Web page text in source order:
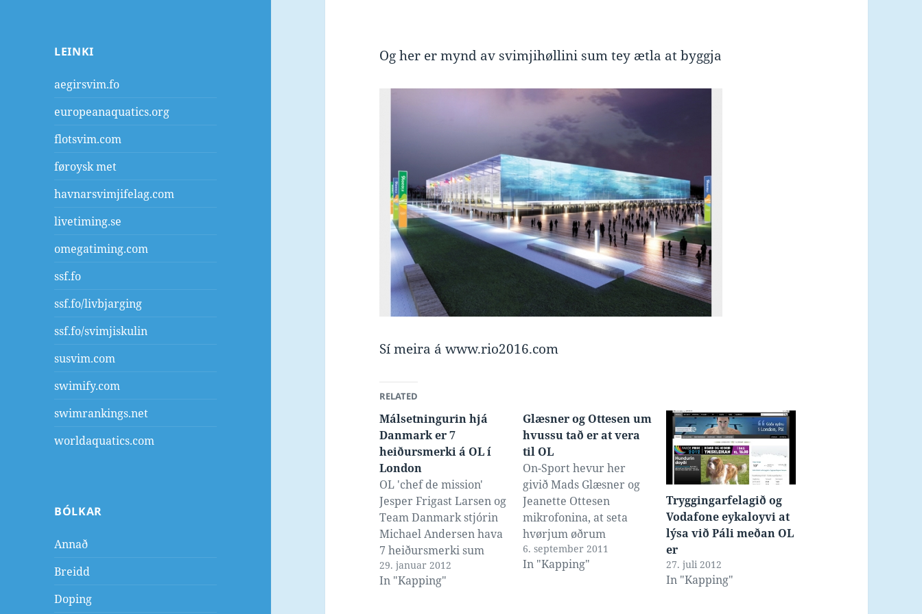
LEINKI
aegirsvim.fo
europeanaquatics.org
flotsvim.com
føroysk met
havnarsvimjifelag.com
livetiming.se
omegatiming.com
ssf.fo
ssf.fo/livbjarging
ssf.fo/svimjiskulin
susvim.com
swimify.com
swimrankings.net
worldaquatics.com
BÓLKAR
Annað
Breidd
Doping
Og her er mynd av svimjihøllini sum tey ætla at byggja
Sí meira á www.rio2016.com
RELATED
Málsetningurin hjá
Danmark er 7
heiðursmerki á OL í
London
OL 'chef de mission'
Jesper Frigast Larsen og
Team Danmark stjórin
Michael Andersen hava
7 heiðursmerki sum
málsetning á OL í
London nú um eitt hálvt
29. januar 2012
In "Kapping"
Glæsner og Ottesen um
hvussu tað er at vera
til OL
On-Sport hevur her
givið Mads Glæsner og
Jeanette Ottesen
mikrofonina, at seta
hvørjum øðrum
spurningar um OL í
London.
6. september 2011
In "Kapping"
Tryggingarfelagið og
Vodafone eykaloyvi at
lýsa við Páli meðan OL
er
27. juli 2012
In "Kapping"